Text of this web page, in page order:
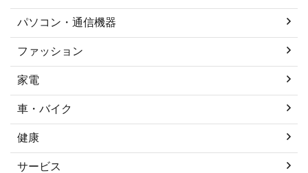
パソコン・通信機器
ファッション
家電
車・バイク
健康
サービス